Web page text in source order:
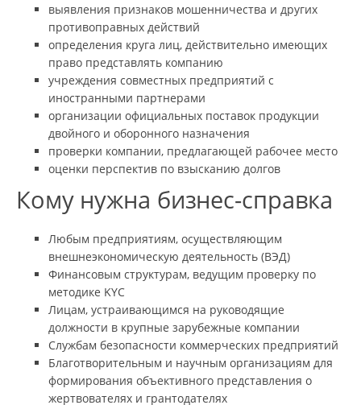
выявления признаков мошенничества и других
противоправных действий
определения круга лиц, действительно имеющих
право представлять компанию
учреждения совместных предприятий с
иностранными партнерами
организации официальных поставок продукции
двойного и оборонного назначения
проверки компании, предлагающей рабочее место
оценки перспектив по взысканию долгов
Кому нужна бизнес-справка
Любым предприятиям, осуществляющим
внешнеэкономическую деятельность (ВЭД)
Финансовым структурам, ведущим проверку по
методике KYC
Лицам, устраивающимся на руководящие
должности в крупные зарубежные компании
Службам безопасности коммерческих предприятий
Благотворительным и научным организациям для
формирования объективного представления о
жертвователях и грантодателях